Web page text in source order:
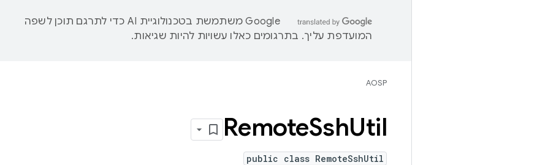
‫Google משתמשת בטכנולוגיית AI כדי לתרגם תוכן לשפה
המועדפת עליך. בתרגומים כאלו עשויות להיות שגיאות.
AOSP
RemoteSshUtil
public class RemoteSshUtil